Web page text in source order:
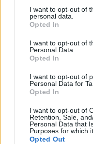
not limited to your visit
grant or deny consent to
use your data for below
consent section.
I want to opt-out of
personal data.
Opted In
I want to opt-out of
Personal Data.
Opted In
I want to opt-out of
Personal Data for
Opted In
I want to opt-out of
Retention, Sale,
Personal Data that
Purposes for which
Opted Out
Entra
Ricevi
da